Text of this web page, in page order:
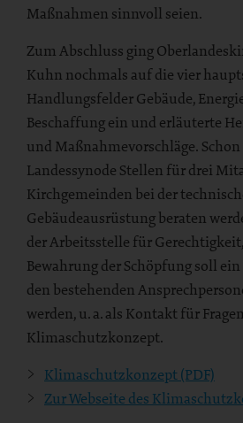
Maßnahmen sinnvoll seien.
Zum Abschluss ging
Kuhn nochmals auf die vier
Handlungsfelder Gebäude,
Beschaffung ein und erläuterte
und Maßnahmevorschläge.
Landessynode Stellen für drei
Kirchgemeinden bei der
Gebäudeausrüstung beraten
der Arbeitsstelle für
Bewahrung der Schöpfung soll
den bestehenden
werden, u. a. als Kontakt für
Klimaschutzkonzept.
Klimaschutzkonzept (PDF)
Zur Webseite des